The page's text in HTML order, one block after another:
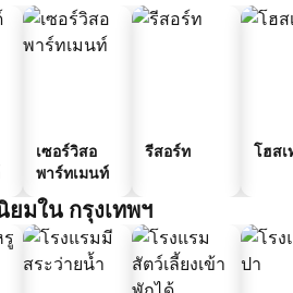
เซอร์วิสอ
พาร์ทเมนท์
รีสอร์ท โฮสเ
มใน กรุงเทพฯ